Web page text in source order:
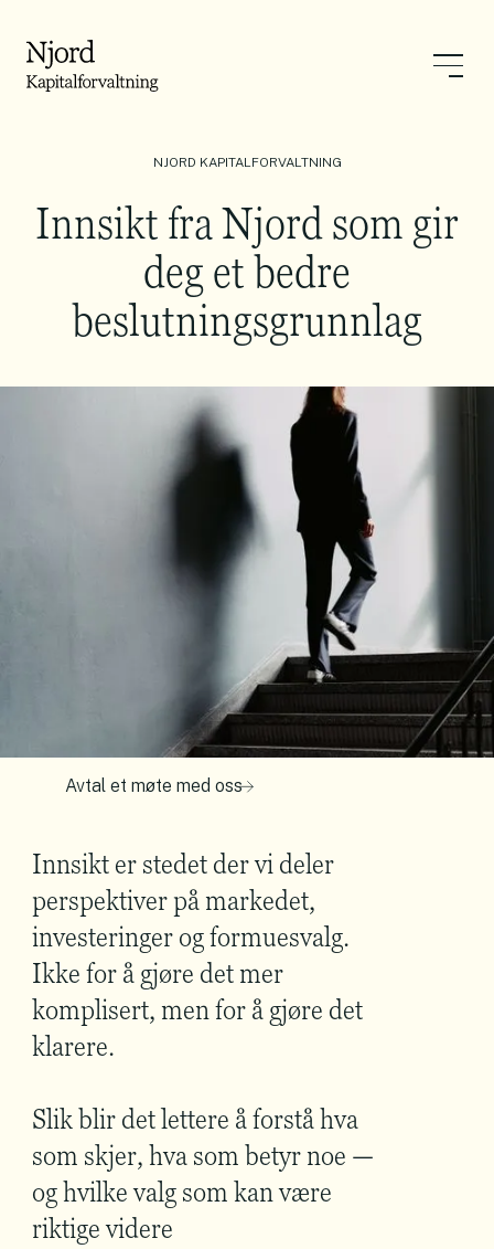
NJORD KAPITALFORVALTNING
Innsikt fra Njord som gir
deg et bedre
beslutningsgrunnlag
Avtal et møte med oss
Innsikt er stedet der vi deler
perspektiver på markedet,
investeringer og formuesvalg.
Ikke for å gjøre det mer
komplisert, men for å gjøre det
klarere.
Slik blir det lettere å forstå hva
som skjer, hva som betyr noe —
og hvilke valg som kan være
riktige videre